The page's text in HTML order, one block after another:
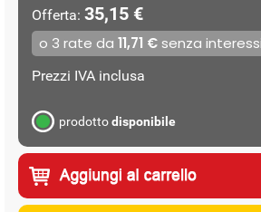
Offerta: 35,15 €
Prezzi IVA inclusa
prodottodisponibile